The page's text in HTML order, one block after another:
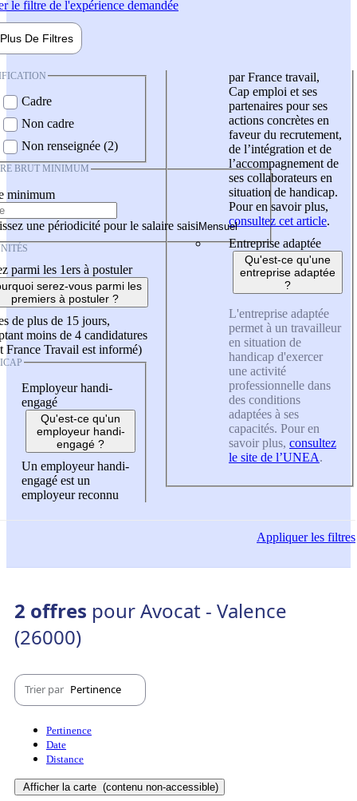
le filtre de l'expérience demandée
Plus De Filtres
Cadre
Non cadre
Non renseignée (2)
BRUT MINIMUM
minimum
une périodicité pour le salaire saisi
parmi les 1ers à postuler
serez-vous parmi les
premiers à postuler ?
de plus de 15 jours,
moins de 4 candidatures
France Travail est informé)
Employeur handi-
engagé
Qu'est-ce qu'un
employeur handi-
engagé ?
Un employeur handi-
engagé est un
employeur reconnu
par France travail,
Cap emploi et ses
partenaires pour ses
actions concrètes en
faveur du recrutement,
de l’intégration et de
l’accompagnement de
ses collaborateurs en
situation de handicap.
Pour en savoir plus,
consultez cet article.
Entreprise adaptée
Qu'est-ce qu'une
entreprise adaptée
?
L'entreprise adaptée
permet à un travailleur
en situation de
handicap d'exercer
une activité
professionnelle dans
des conditions
adaptées à ses
capacités. Pour en
savoir plus, consultez
le site de l’UNEA.
Appliquerles filtres
2 offres pour Avocat - Valence
(26000)
Trier par Pertinence
Pertinence
Date
Distance
Afficher la carte (contenu non-accessible)